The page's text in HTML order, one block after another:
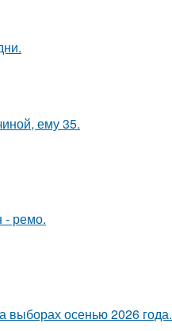
ему 35.
- ремо.
выборах осенью 2026 года.